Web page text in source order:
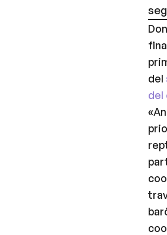
del
del